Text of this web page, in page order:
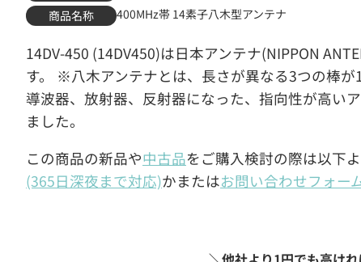
商品名称
400MHz帯 14素子八木型アンテナ
14DV-450 (14DV450)は日本アンテナ(NIPPON
す。 ※八木アンテナとは、長さが異なる3つの棒
導波器、放射器、反射器になった、指向性が高い
ました。
この商品の新品や中古品をご購入検討の際は以下
(365日深夜まで対応)かまたはお問い合わせフォー